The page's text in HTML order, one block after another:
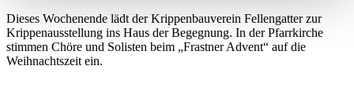
Dieses Wochenende lädt der Krippenbauverein Fellengatter zur
Krippenausstellung ins Haus der Begegnung. In der Pfarrkirche
stimmen Chöre und Solisten beim „Frastner Advent“ auf die
Weihnachtszeit ein.